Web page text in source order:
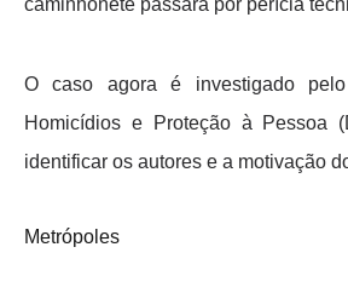
caminhonete passará por perícia
O caso agora é investigado pelo
Homicídios e Proteção à Pessoa
identificar os autores e a motivação
Metrópoles